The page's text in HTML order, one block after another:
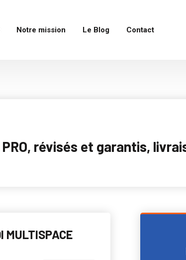
Notre mission Le Blog Contact
révisés et garantis,
MULTISPACE